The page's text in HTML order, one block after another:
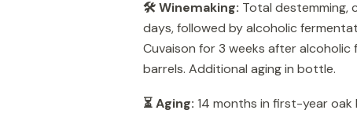
🛠️ Winemaking: Total destemming,
days, followed by alcoholic
Cuvaison for 3 weeks after
barrels. Additional aging in bottle.
⏳ Aging: 14 months in first-year